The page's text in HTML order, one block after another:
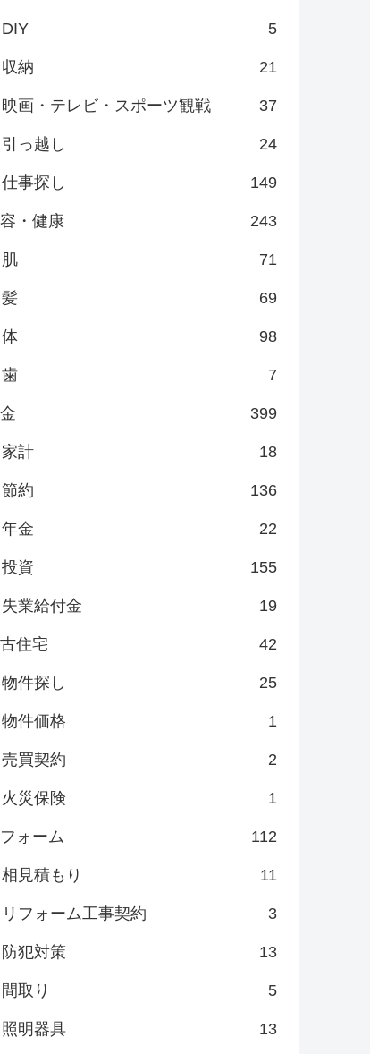
DIY 5
収納 21
映画・テレビ・スポーツ観戦 37
引っ越し 24
仕事探し 149
・健康 243
肌 71
髪 69
体 98
歯 7
399
家計 18
節約 136
年金 22
投資 155
失業給付金 19
住宅 42
物件探し 25
物件価格 1
売買契約 2
火災保険 1
ォーム 112
相見積もり 11
リフォーム工事契約 3
防犯対策 13
間取り 5
照明器具 13